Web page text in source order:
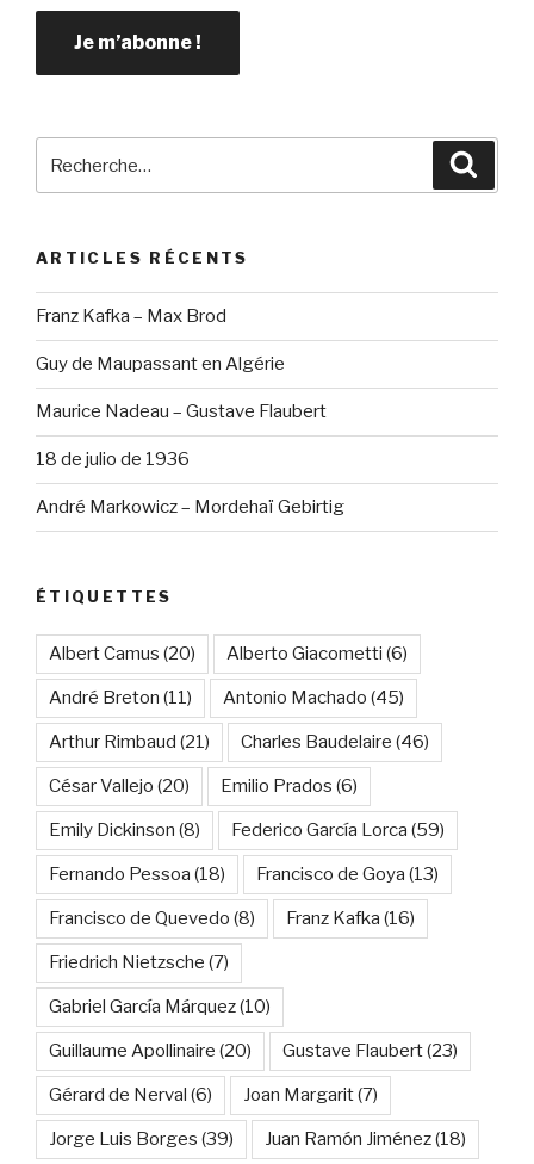
pour
ARTICLES RÉCENTS
Franz Kafka – Max Brod
Guy de Maupassant en Algérie
Maurice Nadeau – Gustave Flaubert
18 de julio de 1936
André Markowicz – Mordehaï Gebirtig
ÉTIQUETTES
Albert Camus (20) Alberto Giacometti (6)
André Breton (11) Antonio Machado (45)
Arthur Rimbaud (21) Charles Baudelaire (46)
César Vallejo (20) Emilio Prados (6)
Emily Dickinson (8) Federico García Lorca (59)
Fernando Pessoa (18) Francisco de Goya (13)
Francisco de Quevedo (8) Franz Kafka (16)
Friedrich Nietzsche (7)
Gabriel García Márquez(10)
Guillaume Apollinaire (20) Gustave Flaubert(23)
Gérard de Nerval (6) Joan Margarit(7)
Jorge Luis Borges (39) Juan Ramón Jiménez(18)